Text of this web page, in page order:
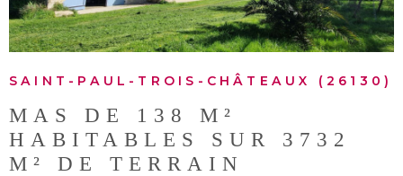
SAINT-PAUL-TROIS-CHÂTEAUX (26130)
MAS DE 138 M²
HABITABLES SUR 3732
M² DE TERRAIN